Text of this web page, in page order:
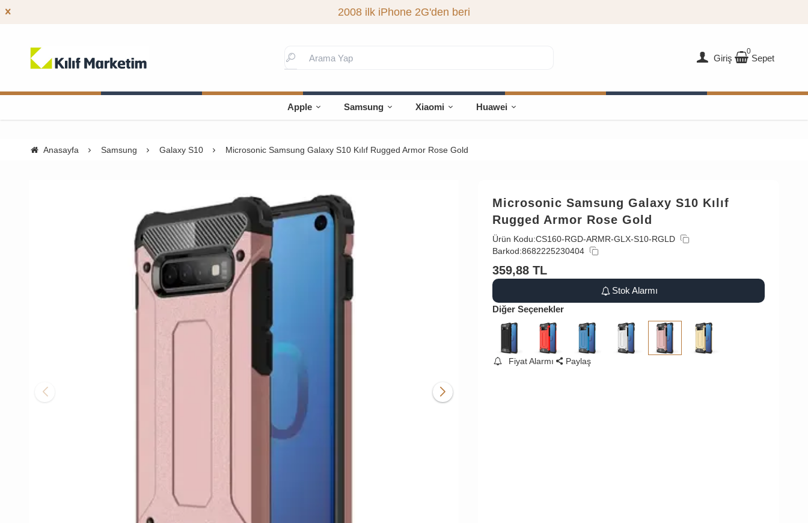
2008 ilk iPhone 2G'den beri
Giriş
0
Sepet
Apple Samsung Xiaomi Huawei
Anasayfa Samsung Galaxy S10 Microsonic Samsung Galaxy S10 Kılıf Rugged Armor Rose Gold
Microsonic Samsung Galaxy S10 Kılıf
Rugged Armor Rose Gold
Ürün Kodu:CS160-RGD-ARMR-GLX-S10-RGLD
Barkod:8682225230404
359,88 TL
Stok Alarmı
Diğer Seçenekler
Fiyat Alarmı Paylaş